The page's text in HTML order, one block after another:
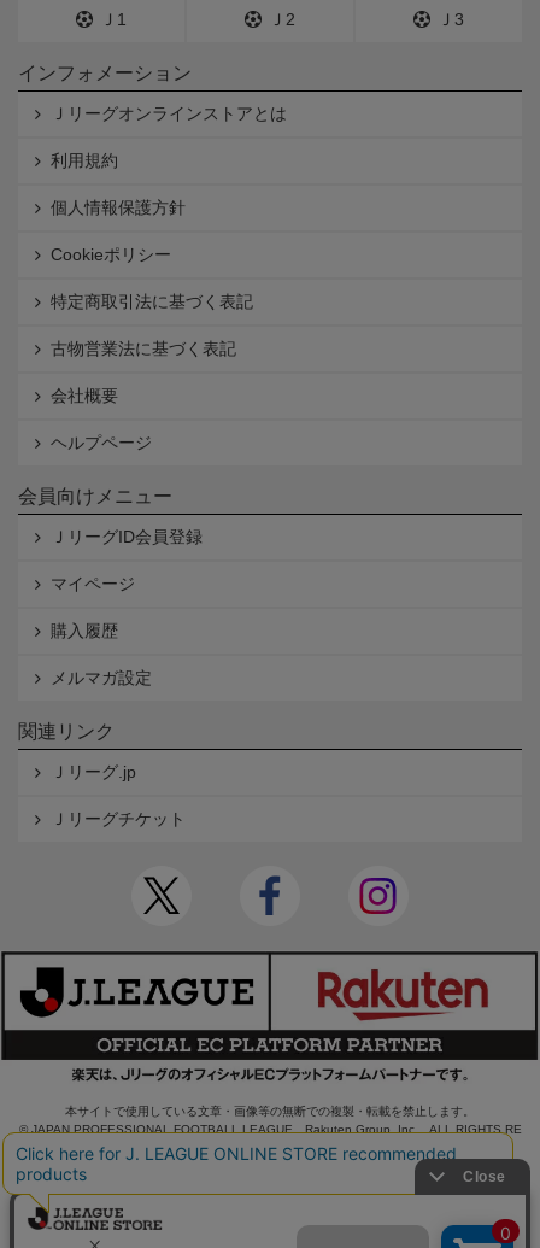
Ｊ1 Ｊ2 Ｊ3
インフォメーション
Ｊリーグオンラインストアとは
利用規約
個人情報保護方針
Cookieポリシー
特定商取引法に基づく表記
古物営業法に基づく表記
会社概要
ヘルプページ
会員向けメニュー
ＪリーグID会員登録
マイページ
購入履歴
メルマガ設定
関連リンク
Ｊリーグ.jp
Ｊリーグチケット
本サイトで使用している文章・画像等の無断での複製・転載を禁止します。
© JAPAN PROFESSIONAL FOOTBALL LEAGUE Rakuten Group, Inc. ALL RIGHTS RE
SERVED.